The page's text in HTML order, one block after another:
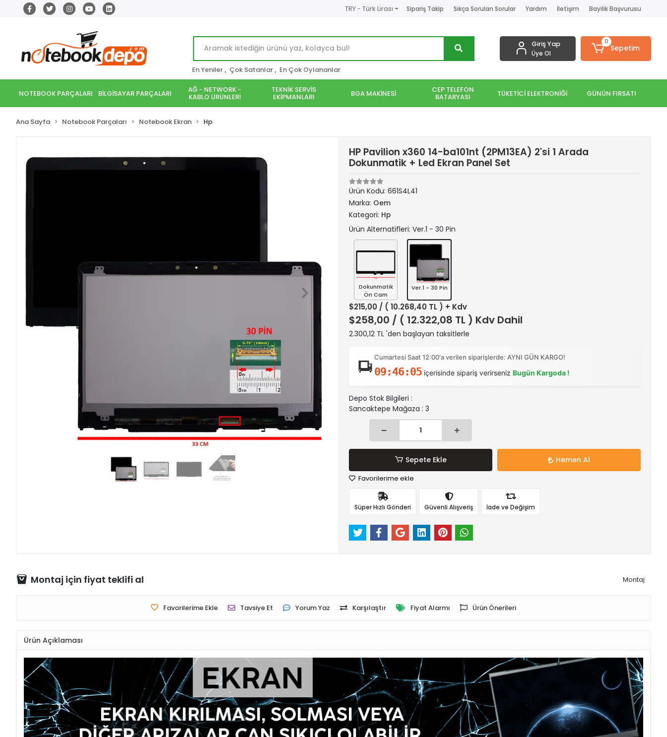
TRY - Türk Lirası Sipariş Takip Sıkça Sorulan Sorular Yardım İletişim Bayilik Başvurusu
En Yeniler , Çok Satanlar , En Çok Oylananlar
Giriş Yap
Üye Ol
0
Sepetim
NOTEBOOK PARÇALARI BİLGİSAYAR PARÇALARI AĞ - NETWORK -
KABLO ÜRÜNLERİ
TEKNİK SERVİS
EKİPMANLARI BGA MAKİNESİ CEP TELEFON
BATARYASI TÜKETİCİ ELEKTRONİĞİ GÜNÜN FIRSATI
Ana Sayfa Notebook Parçaları Notebook Ekran Hp
HP Pavilion x360 14-ba101nt (2PM13EA) 2'si 1 Arada
Dokunmatik + Led Ekran Panel Set
Ürün Kodu: 661S4L41
Marka: Oem
Kategori: Hp
Ürün Alternatifleri: Ver.1 - 30 Pin
Dokunmatik
Ön Cam
Ver.1 - 30 Pin
$215,00 / ( 10.268,40 TL ) + Kdv
$258,00 / ( 12.322,08 TL ) Kdv Dahil
2.300,12 TL 'den başlayan taksitlerle
Cumartesi Saat 12:00'a verilen siparişlerde: AYNI GÜN KARGO!
09:46:04 içerisinde sipariş verirseniz Bugün Kargoda !
Depo Stok Bilgileri :
Sancaktepe Mağaza : 3
Sepete Ekle Hemen Al
Favorilerime ekle
Süper Hızlı Gönderi Güvenli Alışveriş İade ve Değişim
Montaj için fiyat teklifi al Montaj
Favorilerime Ekle Tavsiye Et Yorum Yaz Karşılaştır Fiyat Alarmı Ürün Önerileri
Ürün Açıklaması